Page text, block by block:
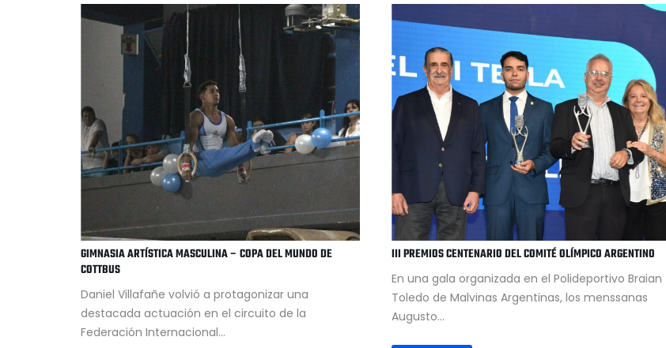
GIMNASIA ARTÍSTICA MASCULINA – COPA DEL MUNDO DE
COTTBUS
Daniel Villafañe volvió a protagonizar una
destacada actuación en el circuito de la
Federación Internacional...
III PREMIOS CENTENARIO DEL COMITÉ OLÍMPICO ARGENTINO
En una gala organizada en el Polideportivo Braian
Toledo de Malvinas Argentinas, los menssanas
Augusto...